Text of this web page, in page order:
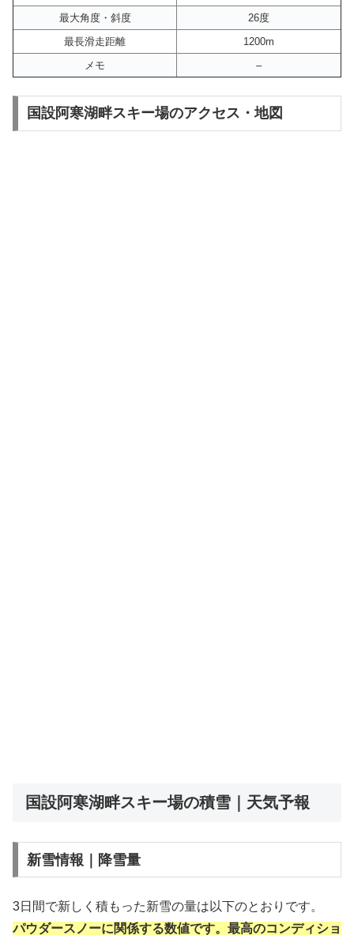
最大角度・斜度
26度
最長滑走距離
1200m
メモ
–
国設阿寒湖畔スキー場のアクセス・地図
国設阿寒湖畔スキー場の積雪｜天気予報
新雪情報｜降雪量
3日間で新しく積もった新雪の量は以下のとおりです。
パウダースノーに関係する数値です。最高のコンディショ